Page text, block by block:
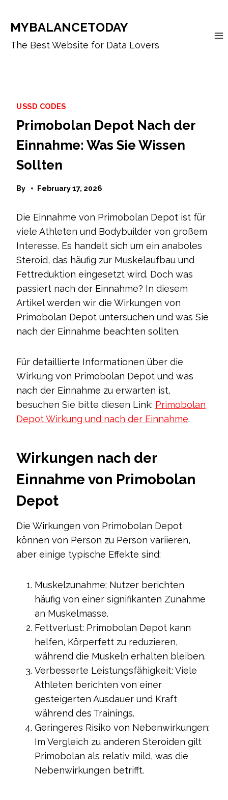
content
MYBALANCETODAY
The Best Website for Data Lovers
USSD CODES
Primobolan Depot Nach der
Einnahme: Was Sie Wissen
Sollten
By February 17, 2026
Die Einnahme von Primobolan Depot ist für
viele Athleten und Bodybuilder von großem
Interesse. Es handelt sich um ein anaboles
Steroid, das häufig zur Muskelaufbau und
Fettreduktion eingesetzt wird. Doch was
passiert nach der Einnahme? In diesem
Artikel werden wir die Wirkungen von
Primobolan Depot untersuchen und was Sie
nach der Einnahme beachten sollten.
Für detaillierte Informationen über die
Wirkung von Primobolan Depot und was
nach der Einnahme zu erwarten ist,
besuchen Sie bitte diesen Link: Primobolan
Depot Wirkung und nach der Einnahme.
Wirkungen nach der
Einnahme von Primobolan
Depot
Die Wirkungen von Primobolan Depot
können von Person zu Person variieren,
aber einige typische Effekte sind:
Muskelzunahme: Nutzer berichten
häufig von einer signifikanten Zunahme
an Muskelmasse.
Fettverlust: Primobolan Depot kann
helfen, Körperfett zu reduzieren,
während die Muskeln erhalten bleiben.
Verbesserte Leistungsfähigkeit: Viele
Athleten berichten von einer
gesteigerten Ausdauer und Kraft
während des Trainings.
Geringeres Risiko von Nebenwirkungen:
Im Vergleich zu anderen Steroiden gilt
Primobolan als relativ mild, was die
Nebenwirkungen betrifft.